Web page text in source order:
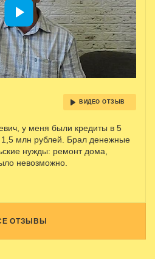
ВИДЕО ОТЗЫВ
у меня были кредиты в 5
млн рублей. Брал денежные
нужды: ремонт дома,
невозможно.
ОТЗЫВЫ